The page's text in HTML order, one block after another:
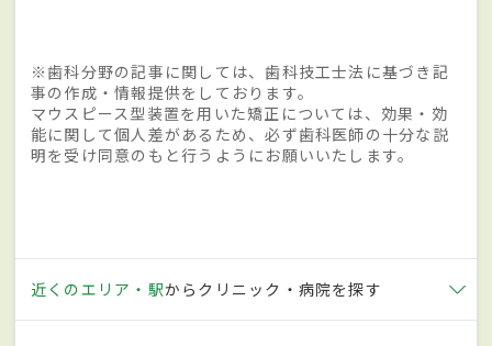
※歯科分野の記事に関しては、歯科技工士法に基づき記
事の作成・情報提供をしております。
マウスピース型装置を用いた矯正については、効果・効
能に関して個人差があるため、必ず歯科医師の十分な説
明を受け同意のもと行うようにお願いいたします。
近くのエリア・駅からクリニック・病院を探す